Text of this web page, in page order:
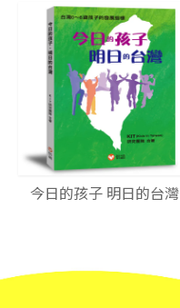
今日的孩子 明日的台灣